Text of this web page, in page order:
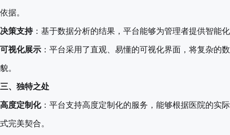
依据。
决策支持：基于数据分析的结果，平台能够为管理者提供智能
可视化展示 ：平台采用了直观、易懂的可视化界面，将复杂
貌。
三、独特之处
高度定制化：平台支持高度定制化的服务，能够根据医院的实
式完美契合。